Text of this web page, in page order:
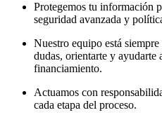
Protegemos tu información
seguridad avanzada y
Nuestro equipo está
dudas, orientarte y
financiamiento.
Actuamos con
cada etapa del proceso.